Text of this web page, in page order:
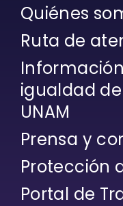
Quiénes
Ruta de
igualdad
UNAM
Prensa y
Protección
Portal de